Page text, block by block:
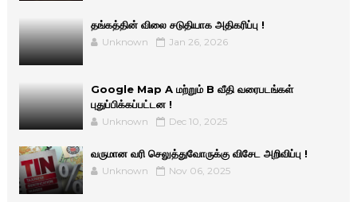
தங்கத்தின் விலை சடுதியாக அதிகரிப்பு !
Unknown Jan 26, 2026
Google Map A மற்றும் B வீதி வரைபடங்கள்
புதுப்பிக்கப்பட்டன !
Unknown Dec 10, 2025
வருமான வரி செலுத்துவோருக்கு விசேட அறிவிப்பு !
Unknown Nov 06, 2025